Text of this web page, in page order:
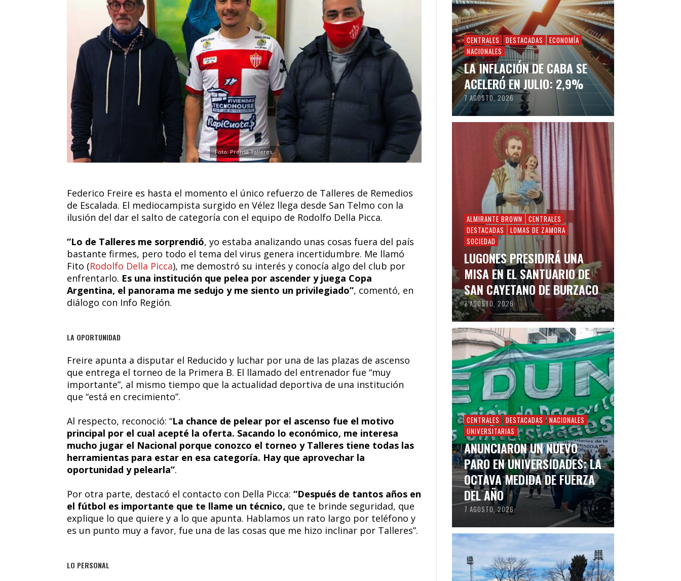
Foto: Prensa Talleres.
Federico Freire es hasta el momento el único refuerzo de Talleres de Remedios
de Escalada. El mediocampista surgido en Vélez llega desde San Telmo con la
ilusión del dar el salto de categoría con el equipo de Rodolfo Della Picca.
“Lo de Talleres me sorprendió, yo estaba analizando unas cosas fuera del país
bastante firmes, pero todo el tema del virus genera incertidumbre. Me llamó
Fito (Rodolfo Della Picca), me demostró su interés y conocía algo del club por
enfrentarlo. Es una institución que pelea por ascender y juega Copa
Argentina, el panorama me sedujo y me siento un privilegiado”, comentó, en
diálogo con Info Región.
LA OPORTUNIDAD
Freire apunta a disputar el Reducido y luchar por una de las plazas de ascenso
que entrega el torneo de la Primera B. El llamado del entrenador fue “muy
importante”, al mismo tiempo que la actualidad deportiva de una institución
que “está en crecimiento”.
Al respecto, reconoció: “La chance de pelear por el ascenso fue el motivo
principal por el cual acepté la oferta. Sacando lo económico, me interesa
mucho jugar el Nacional porque conozco el torneo y Talleres tiene todas las
herramientas para estar en esa categoría. Hay que aprovechar la
oportunidad y pelearla”.
Por otra parte, destacó el contacto con Della Picca: “Después de tantos años en
el fútbol es importante que te llame un técnico, que te brinde seguridad, que
explique lo que quiere y a lo que apunta. Hablamos un rato largo por teléfono y
es un punto muy a favor, fue una de las cosas que me hizo inclinar por Talleres”.
LO PERSONAL
CENTRALES DESTACADAS
ECONOMÍA
NACIONALES
LA INFLACIÓN DE CABA SE
ACELERÓ EN JULIO: 2,9%
7 AGOSTO, 2026
ALMIRANTE BROWN
CENTRALES
DESTACADAS
LOMAS DE ZAMORA
SOCIEDAD
LUGONES PRESIDIRÁ UNA
MISA EN EL SANTUARIO DE
SAN CAYETANO DE BURZACO
7 AGOSTO, 2026
CENTRALES DESTACADAS
NACIONALES
UNIVERSITARIAS
ANUNCIARON UN NUEVO
PARO EN UNIVERSIDADES: LA
OCTAVA MEDIDA DE FUERZA
DEL AÑO
7 AGOSTO, 2026